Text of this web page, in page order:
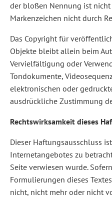
der bloßen Nennung ist nicht
Markenzeichen nicht durch
Das Copyright für
Objekte bleibt allein beim
Vervielfältigung oder
Tondokumente,
elektronischen oder
ausdrückliche Zustimmung
Rechtswirksamkeit dieses
Dieser Haftungsausschluss
Internetangebotes zu
Seite verwiesen wurde.
Formulierungen dieses
nicht, nicht mehr oder nicht